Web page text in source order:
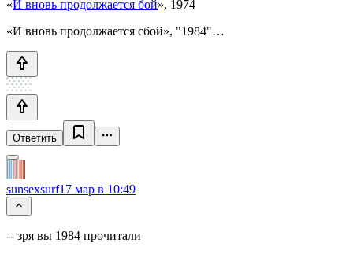
«И вновь продолжается бой», 1974
«И вновь продолжается сбой», "1984"…
Ответить
sunsexsurf17 мар в 10:49
-- зря вы 1984 прочитали